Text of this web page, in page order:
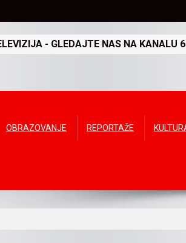
- GLEDAJTE NAS NA KANALU
OBRAZOVANJE REPORTAŽE